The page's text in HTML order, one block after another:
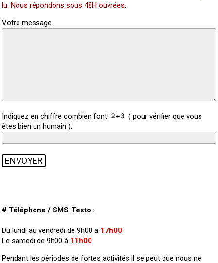
lu. Nous répondons sous 48H ouvrées.
Votre message :
Indiquez en chiffre combien font
( pour vérifier que vous
êtes bien un humain ):
# Téléphone / SMS-Texto :
Du lundi au vendredi de 9h00 à 17h00
Le samedi de 9h00 à 11h00
Pendant les périodes de fortes activités il se peut que nous ne